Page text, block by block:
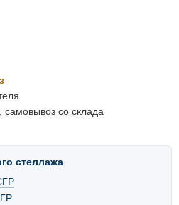
самовывоз со склада
стеллажа